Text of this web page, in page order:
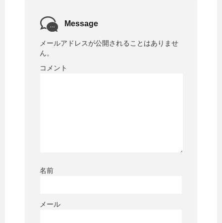
Message
メールアドレスが公開されることはありませ
ん。
コメント
名前
メール